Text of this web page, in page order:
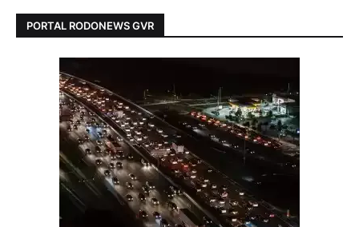
PORTAL RODONEWS GVR